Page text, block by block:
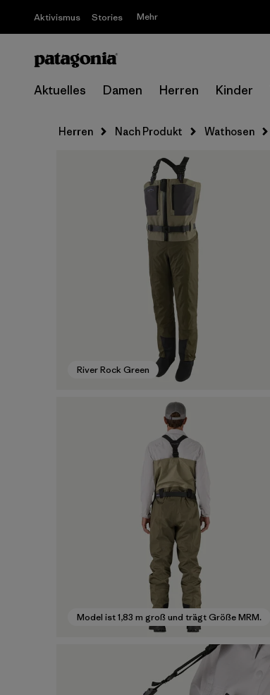
Aktivismus Stories Mehr
Aktuelles Damen Herren Kinder
Herren Nach Produkt Wathosen
River Rock Green
Model ist 1,83 m groß und trägt Größe MRM.